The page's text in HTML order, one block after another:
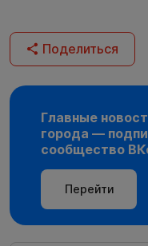
Поделиться
Главные
города —
сообщество
Перейти